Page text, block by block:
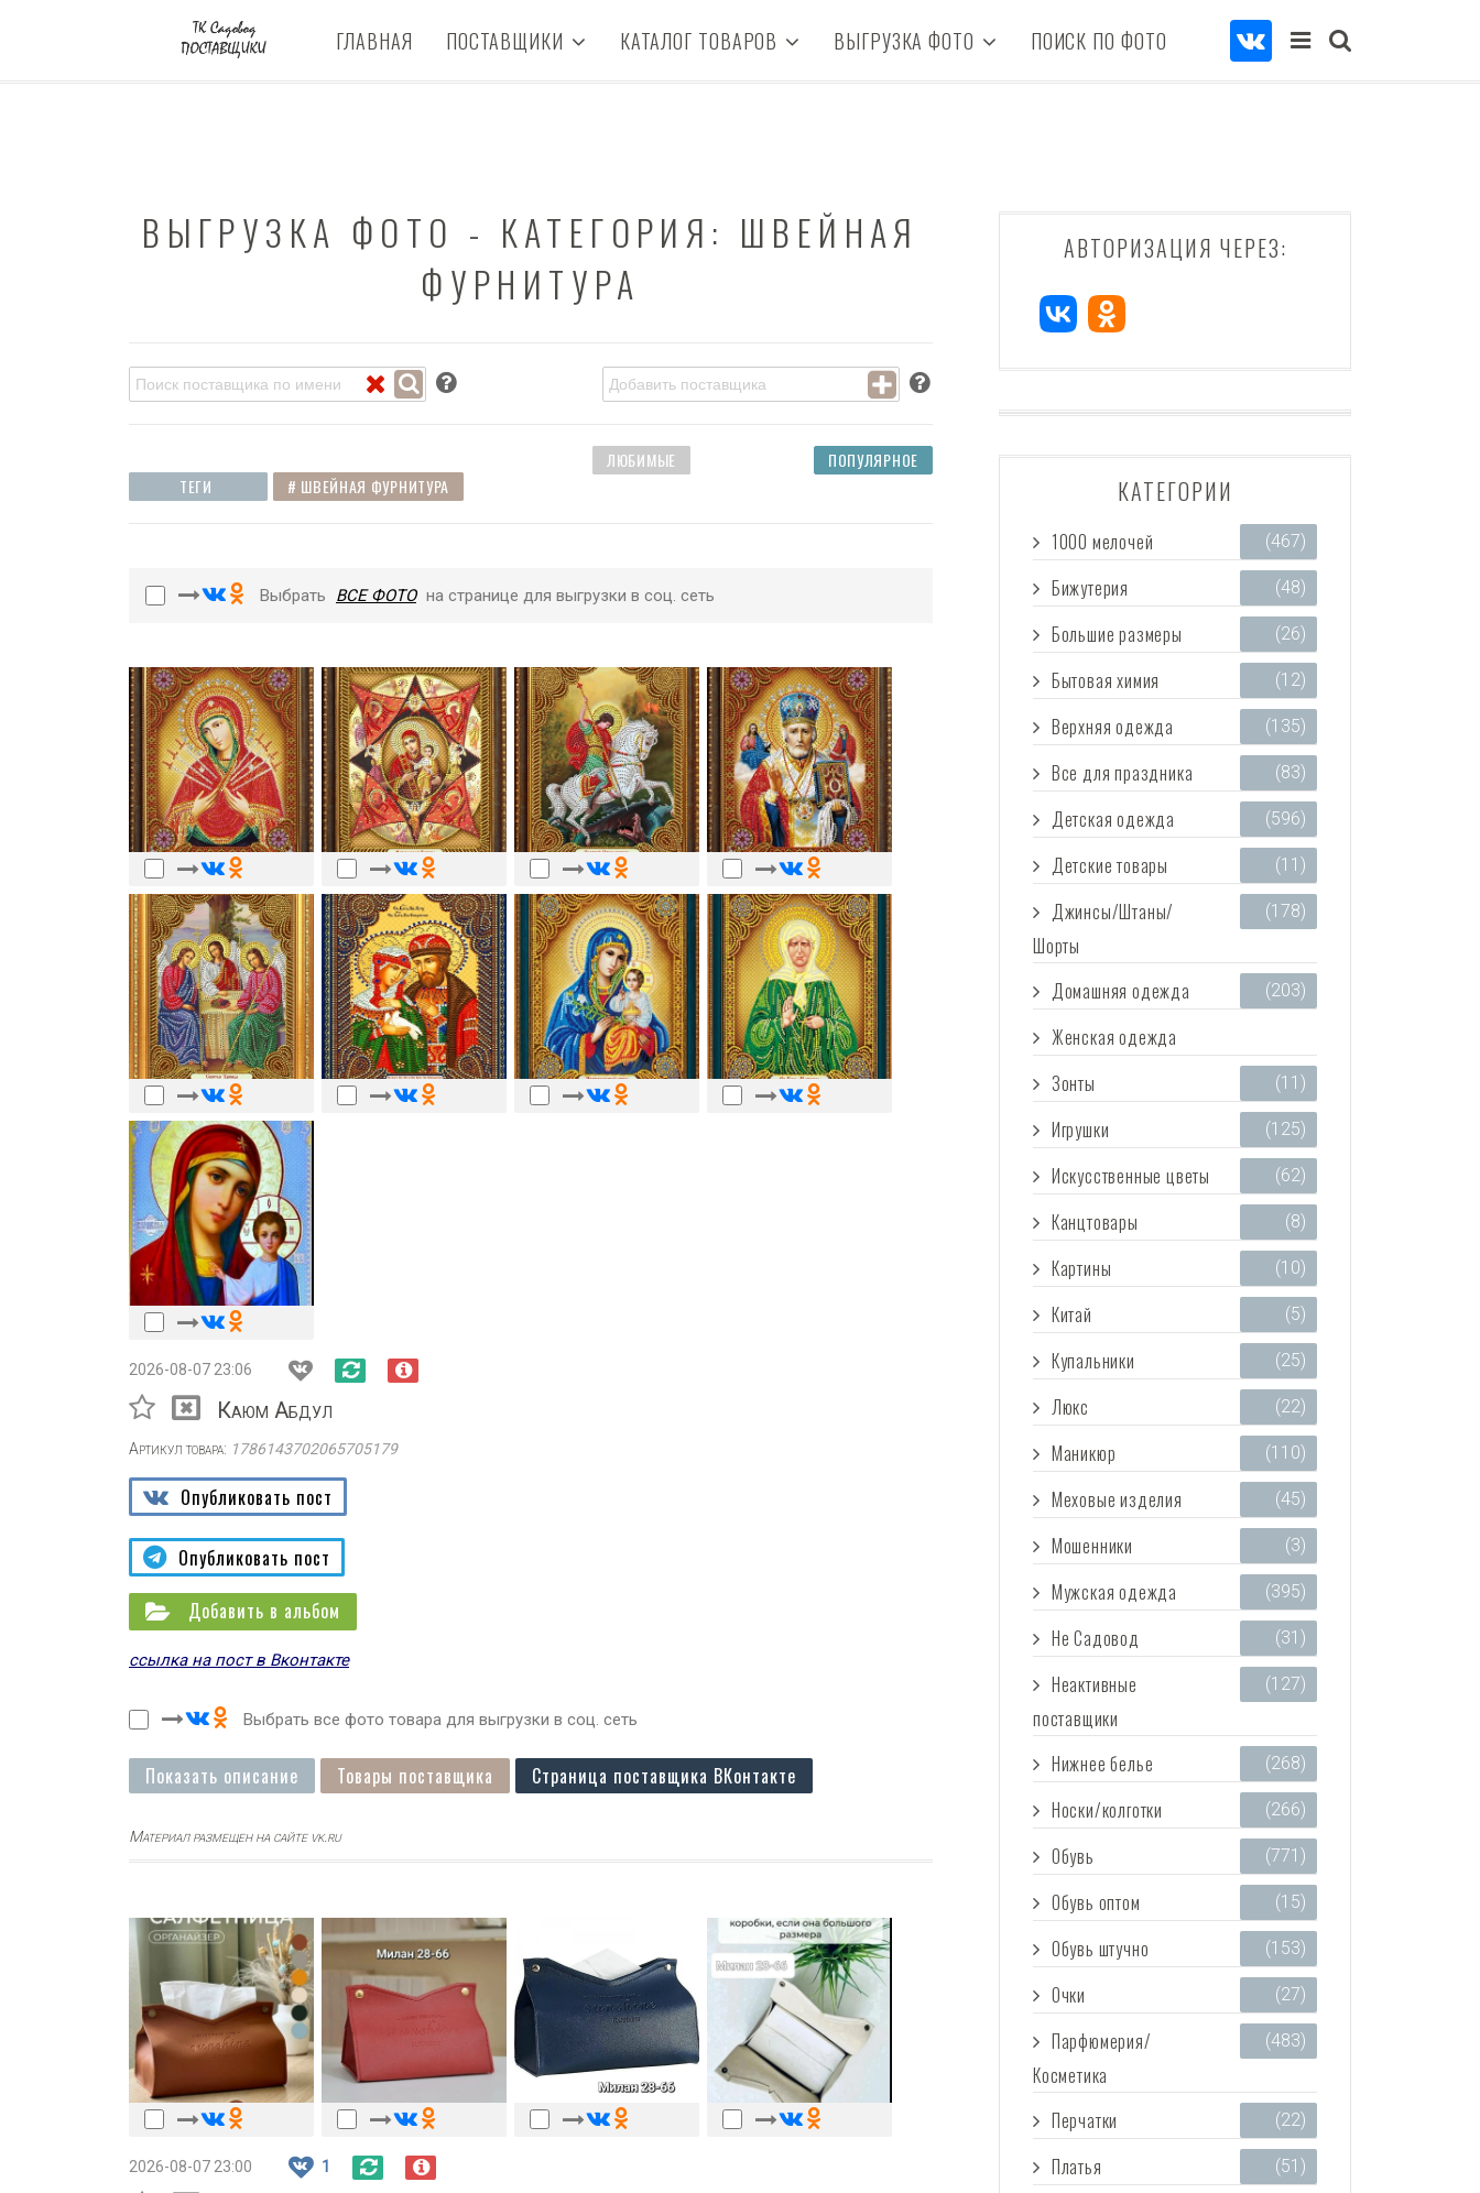
ГЛАВНАЯ ПОСТАВЩИКИ КАТАЛОГ ТОВАРОВ ВЫГРУЗКА ФОТО ПОИСК ПО ФОТО
ВЫГРУЗКА ФОТО - КАТЕГОРИЯ: ШВЕЙНАЯ
ФУРНИТУРА
ТЕГИ
# ШВЕЙНАЯ ФУРНИТУРА
ЛЮБИМЫЕ ПОПУЛЯРНОЕ
Выбрать ВСЕ ФОТО на странице для выгрузки в соц. сеть
2026-08-07 23:06
Каюм Абдул
Артикул товара: 1786143702065705179
Опубликовать пост
Опубликовать пост
Добавить в альбом
ссылка на пост в Вконтакте
Выбрать все фото товара для выгрузки в соц. сеть
Показать описание Товары поставщика Страница поставщика ВКонтакте
Материал размещен на сайте vk.ru
2026-08-07 23:00 1
АВТОРИЗАЦИЯ ЧЕРЕЗ:
КАТЕГОРИИ
1000 мелочей (467)
Бижутерия (48)
Большие размеры (26)
Бытовая химия (12)
Верхняя одежда (135)
Все для праздника (83)
Детская одежда (596)
Детские товары (11)
Джинсы/Штаны/
Шорты
(178)
Домашняя одежда (203)
Женская одежда
Зонты (11)
Игрушки (125)
Искусственные цветы (62)
Канцтовары (8)
Картины (10)
Китай (5)
Купальники (25)
Люкс (22)
Маникюр (110)
Меховые изделия (45)
Мошенники (3)
Мужская одежда (395)
Не Садовод (31)
Неактивные
поставщики
(127)
Нижнее белье (268)
Носки/колготки (266)
Обувь (771)
Обувь оптом (15)
Обувь штучно (153)
Очки (27)
Парфюмерия/
Косметика
(483)
Перчатки (22)
Платья (51)